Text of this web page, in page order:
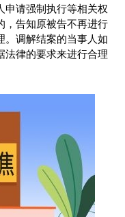
申请强制执行等相关权
，告知原被告不再进行
。调解结案的当事人如
法律的要求来进行合理